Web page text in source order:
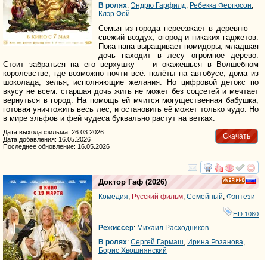
В ролях: Эндрю Гарфилд Ребекка Фергюсон
Клэр Фой
Семья из города переезжает в деревню —
свежий воздух, огород и никаких гаджетов.
Пока папа выращивает помидоры, младшая
дочь находит в лесу огромное дерево.
Стоит забраться на его верхушку — и окажешься в Волшебном
королевстве, где возможно почти всё: полёты на автобусе, дома из
шоколада, зелья, исполняющие желания. Но цифровой детокс по
вкусу не всем: старшая дочь жить не может без соцсетей и мечтает
вернуться в город. На помощь ей мчится могущественная бабушка,
готовая уничтожить весь лес, и остановить её может только чудо. Но
в мире эльфов и фей чудеса буквально растут на ветках.
Скачать
Дата выхода фильма: 26.03.2026
Дата добавления: 16.05.2026
Последнее обновление: 16.05.2026
смотреть
HD
Доктор Гаф (2026)
Комедия, Русский фильм, Семейный, Фэнтези
HD 1080
Режиссер: Михаил Расходников
В ролях: Сергей Гармаш, Ирина Розанова,
Борис Хвошнянский